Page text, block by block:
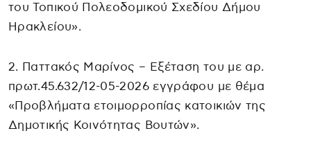
του Τοπικού Πολεοδομικού Σχεδίου Δήμου
Ηρακλείου».
2. Παττακός Μαρίνος – Εξέταση του με αρ.
πρωτ.45.632/12-05-2026 εγγράφου με θέμα
«Προβλήματα ετοιμορροπίας κατοικιών της
Δημοτικής Κοινότητας Βουτών».